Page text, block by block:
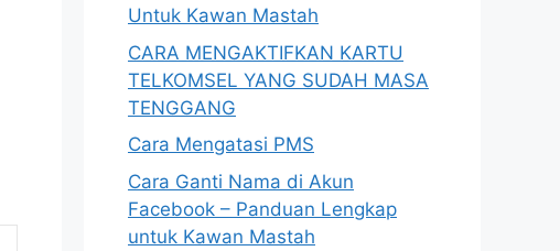
Untuk Kawan Mastah
CARA MENGAKTIFKAN KARTU
TELKOMSEL YANG SUDAH MASA
TENGGANG
Cara Mengatasi PMS
Cara Ganti Nama di Akun
Facebook – Panduan Lengkap
untuk Kawan Mastah